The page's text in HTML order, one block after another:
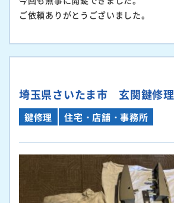
ご依頼ありがとうございました。
埼玉県さいたま市 玄関鍵修理
鍵修理 住宅・店舗・事務所